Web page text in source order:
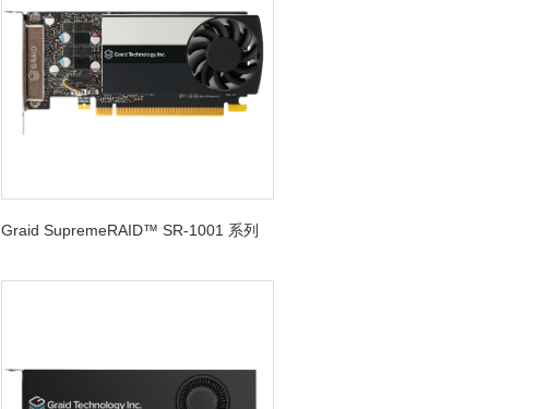
Graid SupremeRAID™ SR-1001 系列